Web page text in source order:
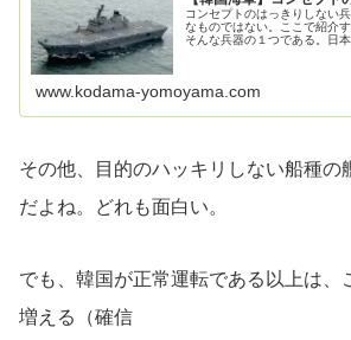
コンセプトのはっきりしない
なものではない。ここで紹介
そんな兵器の１つである。日
www.kodama-yomoyama.com
その他、目的のハッキリしない船種の
だよね。どれも面白い。
でも、韓国が正常運転である以上は、
増える（確信